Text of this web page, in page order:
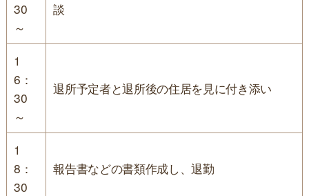
30
～
談
1
6：
30
～
退所予定者と退所後の住居を見に付き添い
1
8：
30
報告書などの書類作成し、退勤